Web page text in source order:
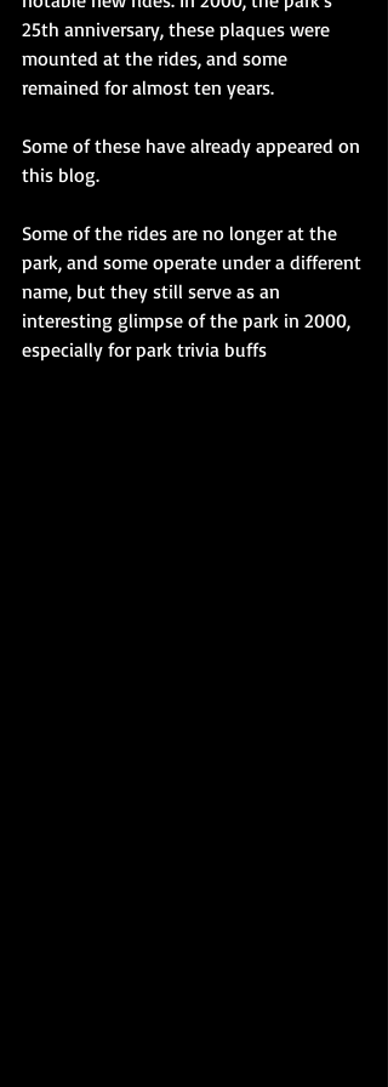
25th anniversary, these plaques were
mounted at the rides, and some
remained for almost ten years.
Some of these have already appeared on
this blog.
Some of the rides are no longer at the
park, and some operate under a different
name, but they still serve as an
interesting glimpse of the park in 2000,
especially for park trivia buffs